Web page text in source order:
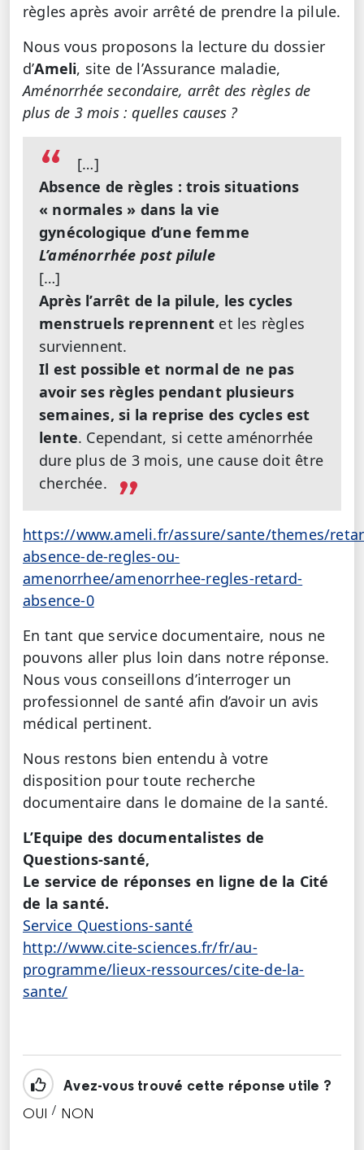
règles après avoir arrêté de prendre la pilule.
Nous vous proposons la lecture du dossier
d’Ameli, site de l’Assurance maladie,
Aménorrhée secondaire, arrêt des règles de
plus de 3 mois : quelles causes ?
[…]
Absence de règles : trois situations
« normales » dans la vie
gynécologique d’une femme
L’aménorrhée post pilule
[…]
Après l’arrêt de la pilule, les cycles
menstruels reprennent et les règles
surviennent.
Il est possible et normal de ne pas
avoir ses règles pendant plusieurs
semaines, si la reprise des cycles est
lente. Cependant, si cette aménorrhée
dure plus de 3 mois, une cause doit être
cherchée.
https://www.ameli.fr/assure/sante/themes/
absence-de-regles-ou-
amenorrhee/amenorrhee-regles-retard-
absence-0
En tant que service documentaire, nous ne
pouvons aller plus loin dans notre réponse.
Nous vous conseillons d’interroger un
professionnel de santé afin d’avoir un avis
médical pertinent.
Nous restons bien entendu à votre
disposition pour toute recherche
documentaire dans le domaine de la santé.
L’Equipe des documentalistes de
Questions-santé,
Le service de réponses en ligne de la Cité
de la santé.
Service Questions-santé
http://www.cite-sciences.fr/fr/au-
programme/lieux-ressources/cite-de-la-
sante/
Avez-vous trouvé cette réponse utile ?
OUI / NON